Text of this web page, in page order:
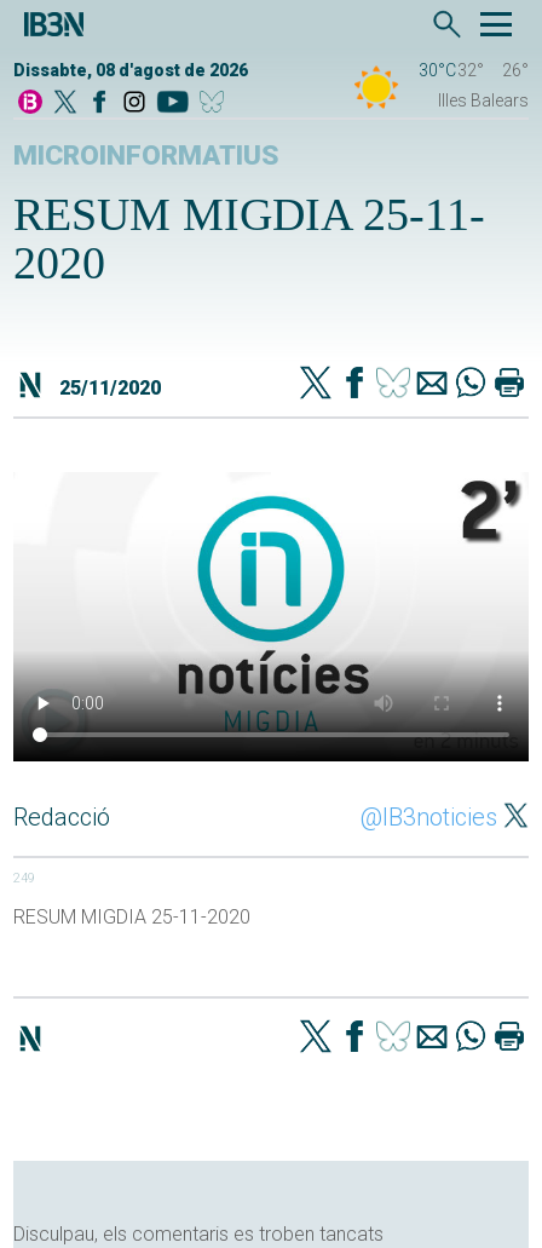
Dissabte, 08 d'agost de 2026 30°C32°
26°
Illes Balears
MICROINFORMATIUS
RESUM MIGDIA 25-11-
2020
25/11/2020
Redacció @IB3noticies
249
RESUM MIGDIA 25-11-2020
Disculpau, els comentaris es troben tancats